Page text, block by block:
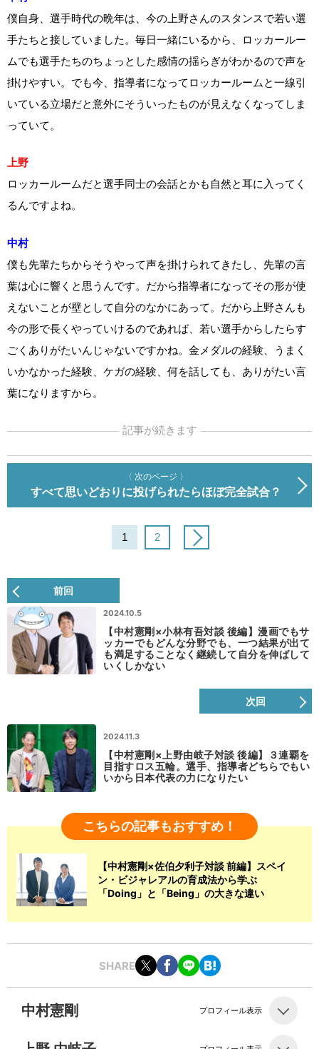
僕自身、選手時代の晩年は、今の上野さんのスタンスで若い選
手たちと接していました。毎日一緒にいるから、ロッカールー
ムでも選手たちのちょっとした感情の揺らぎがわかるので声を
掛けやすい。でも今、指導者になってロッカールームと一線引
いている立場だと意外にそういったものが見えなくなってしま
っていて。
上野
ロッカールームだと選手同士の会話とかも自然と耳に入ってく
るんですよね。
中村
僕も先輩たちからそうやって声を掛けられてきたし、先輩の言
葉は心に響くと思うんです。だから指導者になってその形が使
えないことが壁として自分のなかにあって。だから上野さんも
今の形で長くやっていけるのであれば、若い選手からしたらす
ごくありがたいんじゃないですかね。金メダルの経験、うまく
いかなかった経験、ケガの経験、何を話しても、ありがたい言
葉になりますから。
記事が続きます
〈 次のページ 〉
すべて思いどおりに投げられたらほぼ完全試合？
1 2
前回
2024.10.5
【中村憲剛×小林有吾対談 後編】漫画でもサ
ッカーでもどんな分野でも、一つ結果が出て
も満足することなく継続して自分を伸ばして
いくしかない
次回
2024.11.3
【中村憲剛×上野由岐子対談 後編】３連覇を
目指すロス五輪。選手、指導者どちらでもい
いから日本代表の力になりたい
こちらの記事もおすすめ！
【中村憲剛×佐伯夕利子対談 前編】スペイ
ン・ビジャレアルの育成法から学ぶ
「Doing」と「Being」の大きな違い
SHARE
中村憲剛 プロフィール表示